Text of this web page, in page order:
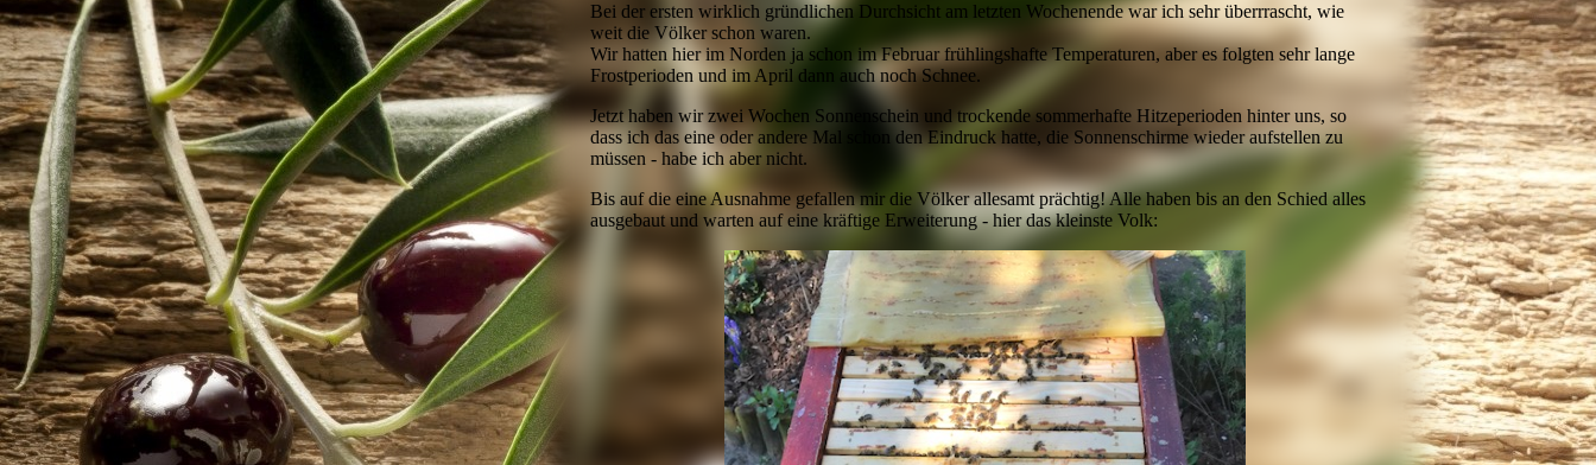
Bei der ersten wirklich gründlichen Durchsicht am letzten Wochenende war ich sehr überrrascht, wie
weit die Völker schon waren.
Wir hatten hier im Norden ja schon im Februar frühlingshafte Temperaturen, aber es folgten sehr lange
Frostperioden und im April dann auch noch Schnee.
Jetzt haben wir zwei Wochen Sonnenschein und trockende sommerhafte Hitzeperioden hinter uns, so
dass ich das eine oder andere Mal schon den Eindruck hatte, die Sonnenschirme wieder aufstellen zu
müssen - habe ich aber nicht.
Bis auf die eine Ausnahme gefallen mir die Völker allesamt prächtig! Alle haben bis an den Schied alles
ausgebaut und warten auf eine kräftige Erweiterung - hier das kleinste Volk: